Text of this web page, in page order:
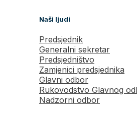
Naši ljudi
Predsjednik
Generalni sekretar
Predsjedništvo
Zamjenici predsjednika
Glavni odbor
Rukovodstvo Glavnog
Nadzorni odbor